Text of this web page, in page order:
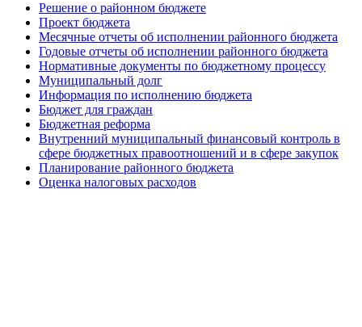
Решение о районном бюджете
Проект бюджета
Месячные отчеты об исполнении районного бюджета
Годовые отчеты об исполнении районного бюджета
Нормативные документы по бюджетному процессу
Муниципальный долг
Информация по исполнению бюджета
Бюджет для граждан
Бюджетная реформа
Внутренний муниципальный финансовый контроль в
сфере бюджетных правоотношений и в сфере закупок
Планирование районного бюджета
Оценка налоговых расходов